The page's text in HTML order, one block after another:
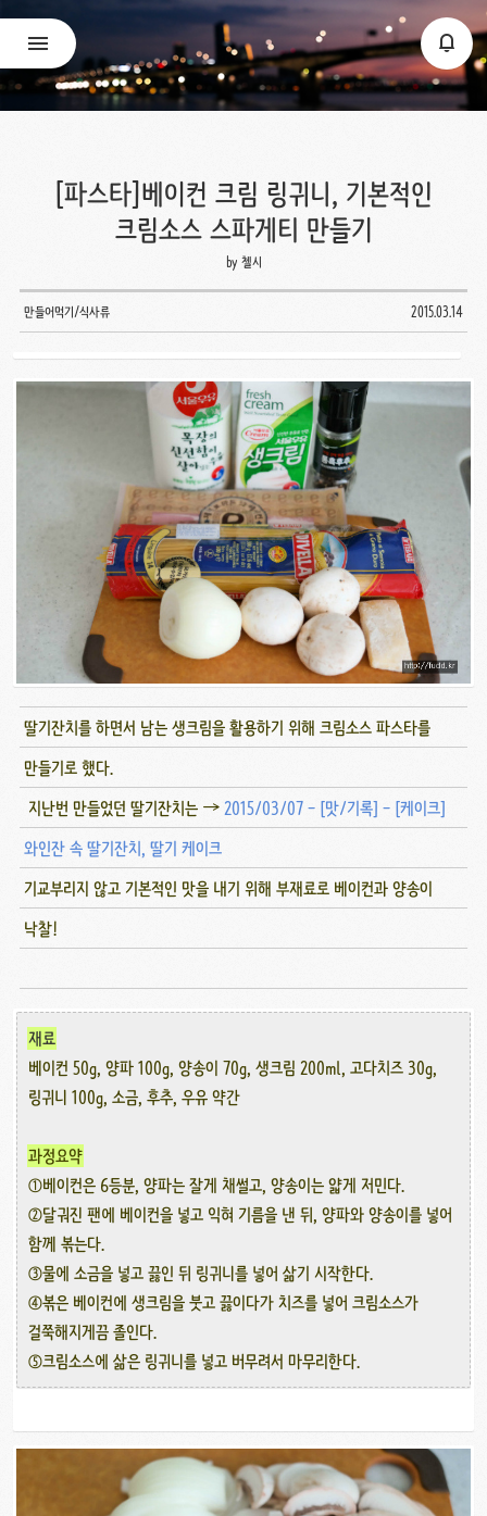
[파스타]베이컨 크림 링귀니, 기본적인
크림소스 스파게티 만들기
by 첼시
만들어먹기/식사류 2015.03.14
딸기잔치를 하면서 남는 생크림을 활용하기 위해 크림소스 파스타를
만들기로 했다.
지난번 만들었던 딸기잔치는 → 2015/03/07 - [맛/기록] - [케이크]
와인잔 속 딸기잔치, 딸기 케이크
기교부리지 않고 기본적인 맛을 내기 위해 부재료로 베이컨과 양송이
낙찰!
재료
베이컨 50g, 양파 100g, 양송이 70g, 생크림 200ml, 고다치즈 30g,
링귀니 100g, 소금, 후추, 우유 약간
과정요약
①베이컨은 6등분, 양파는 잘게 채썰고, 양송이는 얇게 저민다.
②달궈진 팬에 베이컨을 넣고 익혀 기름을 낸 뒤, 양파와 양송이를 넣어
함께 볶는다.
③물에 소금을 넣고 끓인 뒤 링귀니를 넣어 삶기 시작한다.
④볶은 베이컨에 생크림을 붓고 끓이다가 치즈를 넣어 크림소스가
걸쭉해지게끔 졸인다.
⑤크림소스에 삶은 링귀니를 넣고 버무려서 마무리한다.